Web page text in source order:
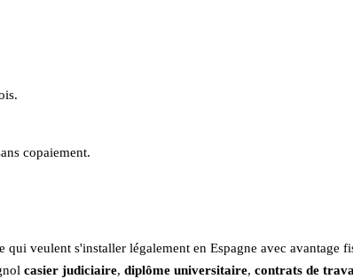
copaiement.
veulent s'installer légalement en Espagne avec avantage
casier judiciaire, diplôme universitaire, contrats de